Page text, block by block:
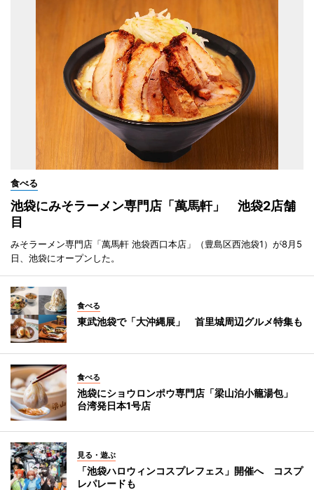
食べる
池袋にみそラーメン専門店「萬馬軒」 池袋2店舗
目
みそラーメン専門店「萬馬軒 池袋西口本店」（豊島区西池袋1）が8月5
日、池袋にオープンした。
食べる
東武池袋で「大沖縄展」 首里城周辺グルメ特集も
食べる
池袋にショウロンポウ専門店「梁山泊小籠湯包」
台湾発日本1号店
見る・遊ぶ
「池袋ハロウィンコスプレフェス」開催へ コスプ
レパレードも